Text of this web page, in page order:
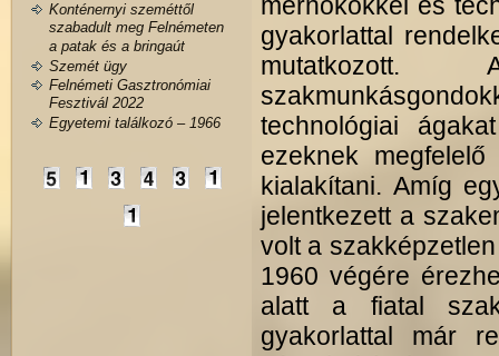
Konténernyi szeméttől
szabadult meg Felnémeten
a patak és a bringaút
Szemét ügy
Felnémeti Gasztronómiai
Fesztivál 2022
Egyetemi találkozó – 1966
gyakorlattal
mutatkozott.
technológiai
ezeknek
kialakítani. Amíg
jelentkezett a
volt a
1960 végére
alatt a fiatal
gyakorlattal már